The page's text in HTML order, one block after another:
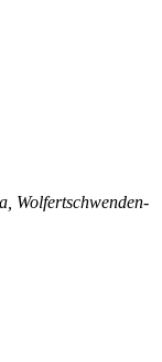
Wolfertschwenden-